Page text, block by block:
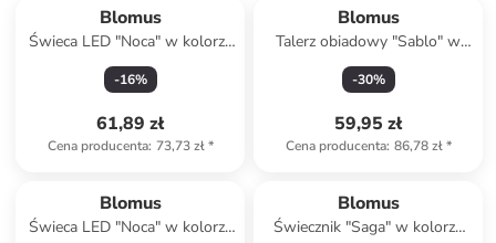
Blomus
Świeca LED "Noca" w kolorze
białym - wys. 12 cm
-16%
61,89 zł
Cena producenta: 73,73 zł*
Blomus
Talerz obiadowy "Sablo" w
kolorze jasnoszarym - Ø 26
cm
-30%
59,95 zł
Cena producenta: 86,78 zł*
Blomus
Świeca LED "Noca" w kolorze
Blomus
Świecznik "Saga" w kolorze